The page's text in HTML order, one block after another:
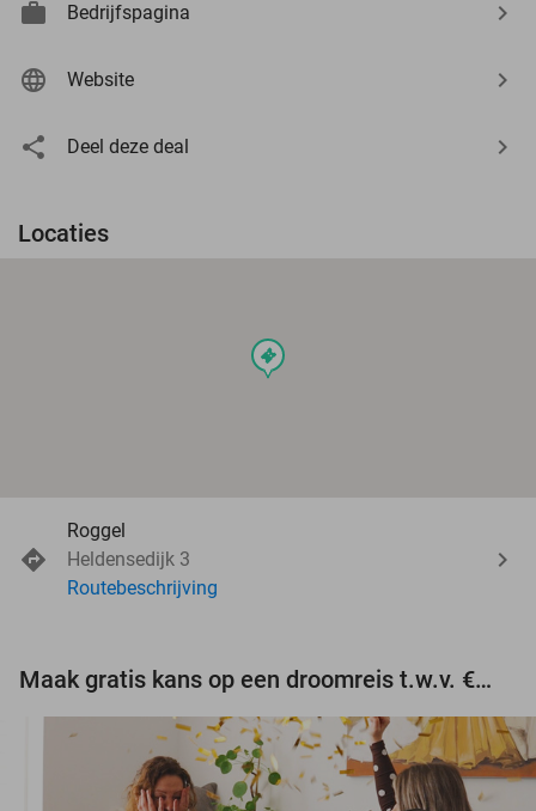
Bedrijfspagina
Website
Deel deze deal
Locaties
events
Roggel
Heldensedijk 3
Routebeschrijving
Maak gratis kans op een droomreis t.w.v. €3.000!